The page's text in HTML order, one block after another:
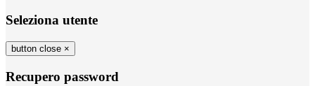
Seleziona utente
button close ×
Recupero password